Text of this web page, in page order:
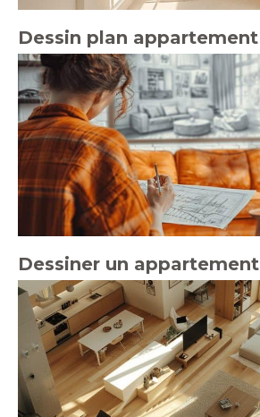
Dessin plan appartement
Dessiner un appartement